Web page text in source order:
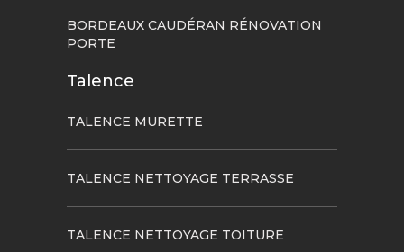
BORDEAUX CAUDÉRAN RÉNOVATION
PORTE
Talence
TALENCE MURETTE
TALENCE NETTOYAGE TERRASSE
TALENCE NETTOYAGE TOITURE